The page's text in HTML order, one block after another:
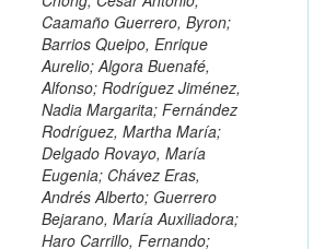
Caamaño Guerrero, Byron;
Barrios Queipo, Enrique
Aurelio; Algora Buenafé,
Alfonso; Rodríguez Jiménez,
Nadia Margarita; Fernández
Rodríguez, Martha María;
Delgado Rovayo, María
Eugenia; Chávez Eras,
Andrés Alberto; Guerrero
Bejarano, María Auxiliadora;
Haro Carrillo, Fernando;